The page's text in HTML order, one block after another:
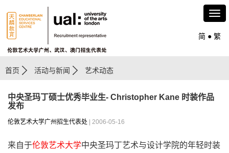
简 ● 繁
首页 活动与新闻 艺术动态
中央圣玛丁硕士优秀毕业生- Christopher Kane 时装作品
发布
伦敦艺术大学广州招生代表处 | 2006-05-16
来自于伦敦艺术大学中央圣玛丁艺术与设计学院的年轻时装